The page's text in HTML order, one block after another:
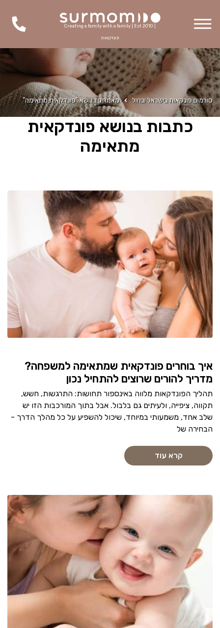
Creating a family with a family | Est 2010 |
פונדקאות
סורמום פונקאות בישראל ובחול מאמרים בנושא "פונדקאית מתאימה"
כתבות בנושא פונדקאית
מתאימה
איך בוחרים פונדקאית שמתאימה למשפחה?
מדריך להורים שרוצים להתחיל נכון
תהליך הפונדקאות מלווה באינספור תחושות: התרגשות, חשש,
תקווה, ציפייה, ולעיתים גם בלבול. אבל בתוך המורכבות הזו יש
שלב אחד, משמעותי במיוחד, שיכול להשפיע על כל מהלך הדרך -
הבחירה של
קרא עוד